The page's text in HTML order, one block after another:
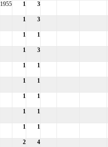
1955 1 3
1 3
1 1
1 3
1 1
1 1
1 1
1 1
1 1
2 4